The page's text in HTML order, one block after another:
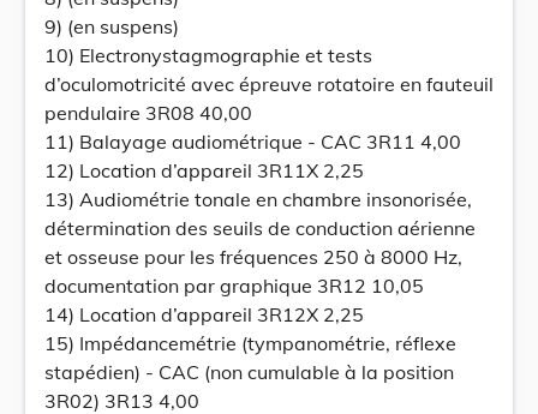
9) (en suspens)
10) Electronystagmographie et tests
d’oculomotricité avec épreuve rotatoire en fauteuil
pendulaire 3R08 40,00
11) Balayage audiométrique - CAC 3R11 4,00
12) Location d’appareil 3R11X 2,25
13) Audiométrie tonale en chambre insonorisée,
détermination des seuils de conduction aérienne
et osseuse pour les fréquences 250 à 8000 Hz,
documentation par graphique 3R12 10,05
14) Location d’appareil 3R12X 2,25
15) Impédancemétrie (tympanométrie, réflexe
stapédien) - CAC (non cumulable à la position
3R02) 3R13 4,00